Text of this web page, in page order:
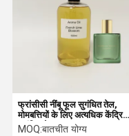
फ्रांसीसी नींबू फूल सुगंधित तेल,
मोमबत्तियों के लिए अत्यधिक केंद्रित
सुगंधित तेल
MOQ:बातचीत योग्य